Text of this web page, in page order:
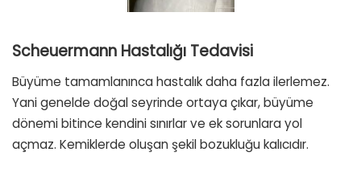
Scheuermann Hastalığı Tedavisi
Büyüme tamamlanınca hastalık daha fazla ilerlemez.
Yani genelde doğal seyrinde ortaya çıkar, büyüme
dönemi bitince kendini sınırlar ve ek sorunlara yol
açmaz. Kemiklerde oluşan şekil bozukluğu kalıcıdır.